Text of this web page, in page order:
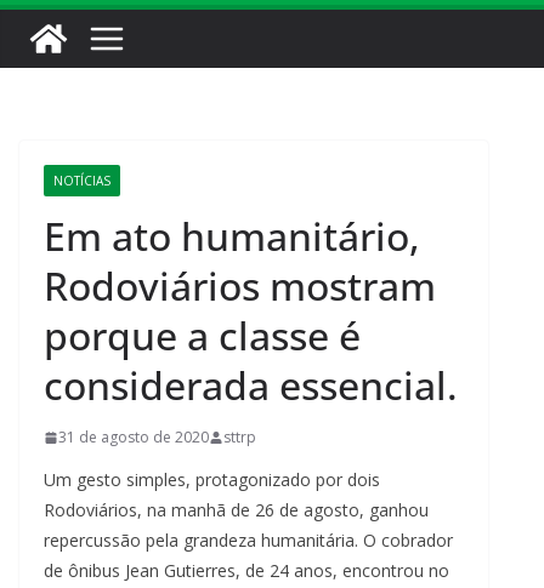
NOTÍCIAS
Em ato humanitário,
Rodoviários mostram
porque a classe é
considerada essencial.
31 de agosto de 2020 sttrp
Um gesto simples, protagonizado por dois
Rodoviários, na manhã de 26 de agosto, ganhou
repercussão pela grandeza humanitária. O cobrador
de ônibus Jean Gutierres, de 24 anos, encontrou no